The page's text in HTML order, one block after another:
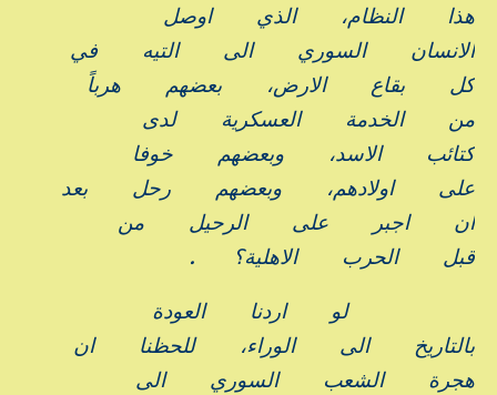
هذا
النظام، الذي
اوصل
الانسان
السوري الى التيه
في
كل
بقاع الارض، بعضهم
هرباً
من
الخدمة العسكرية
لدى
كتائب
الاسد، وبعضهم
خوفا
على
اولادهم، وبعضهم رحل
بعد
ان
اجبر على الرحيل
من
قبل
الحرب الاهلية؟ .
لو اردنا
العودة
بالتاريخ
الى الوراء، للحظنا
ان
هجرة
الشعب السوري
الى